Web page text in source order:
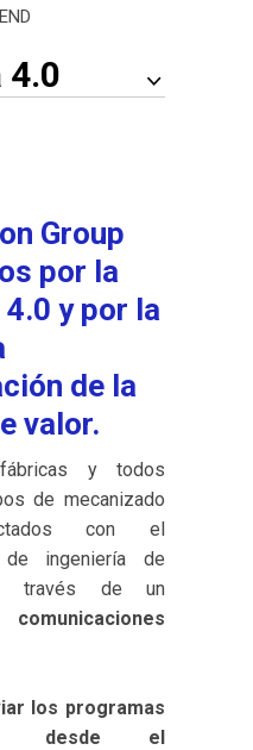
4.0
Group
por la
y por la
de la
valor.
y todos
de mecanizado
con el
de ingeniería de
través de un
los programas
desde el